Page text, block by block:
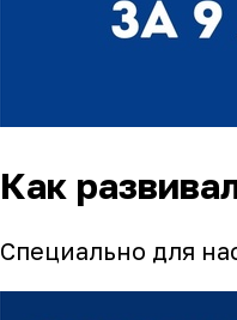
Как
Специально для